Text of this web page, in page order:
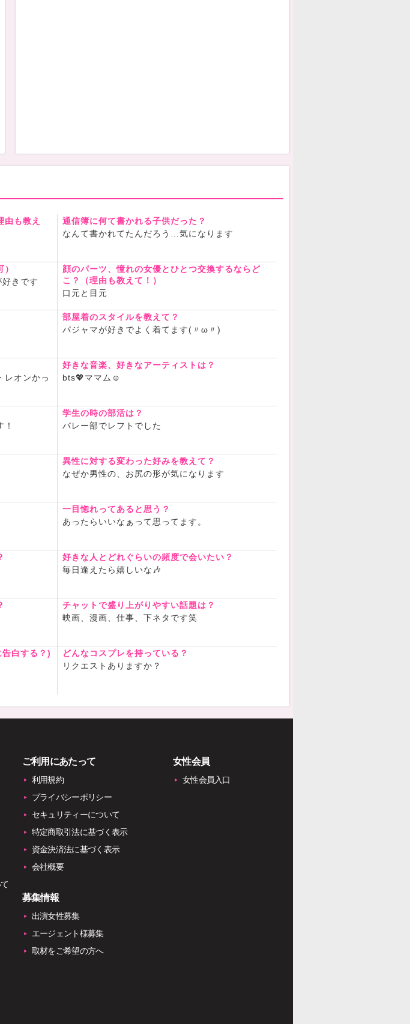
由も教え
通信簿に何て書かれる子供だった？
なんて書かれてたんだろう…気になります
きです
顔のパーツ、憧れの女優とひとつ交換するならど
こ？（理由も教えて！）
口元と目元
部屋着のスタイルを教えて？
パジャマが好きでよく着てます(〃ω〃)
オンかっ
好きな音楽、好きなアーティストは？
bts💖ママム☺️
学生の時の部活は？
バレー部でレフトでした
異性に対する変わった好みを教えて？
なぜか男性の、お尻の形が気になります
一目惚れってあると思う？
あったらいいなぁって思ってます。
好きな人とどれぐらいの頻度で会いたい？
毎日逢えたら嬉しいな🎶
チャットで盛り上がりやすい話題は？
映画、漫画、仕事、下ネタです笑
白する？)
どんなコスプレを持っている？
リクエストありますか？
ご利用にあたって
利用規約
プライバシーポリシー
セキュリティーについて
特定商取引法に基づく表示
資金決済法に基づく表示
会社概要
募集情報
出演女性募集
エージェント様募集
取材をご希望の方へ
女性会員
女性会員入口